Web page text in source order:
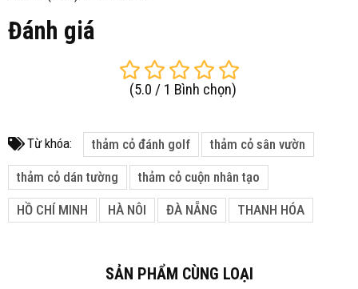
Đánh giá
(5.0 / 1 Bình chọn)
Từ khóa: thảm cỏ đánh golf thảm cỏ sân vườn
thảm cỏ dán tường thảm cỏ cuộn nhân tạo
HỒ CHÍ MINH HÀ NÔI ĐÀ NẴNG THANH HÓA
SẢN PHẨM CÙNG LOẠI